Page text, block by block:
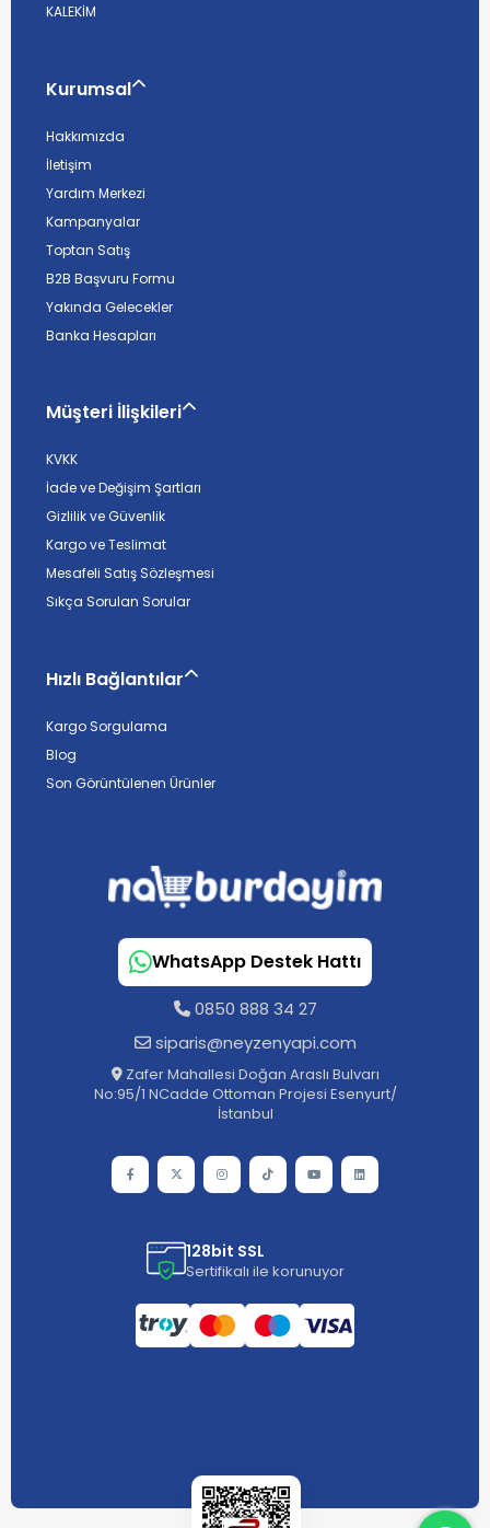
KALEKİM
Kurumsal
Hakkımızda
İletişim
Yardım Merkezi
Kampanyalar
Toptan Satış
B2B Başvuru Formu
Yakında Gelecekler
Banka Hesapları
Müşteri İlişkileri
KVKK
İade ve Değişim Şartları
Gizlilik ve Güvenlik
Kargo ve Teslimat
Mesafeli Satış Sözleşmesi
Sıkça Sorulan Sorular
Hızlı Bağlantılar
Kargo Sorgulama
Blog
Son Görüntülenen Ürünler
WhatsApp Destek Hattı
0850 888 34 27
siparis@neyzenyapi.com
Zafer Mahallesi Doğan Araslı Bulvarı
No:95/1 NCadde Ottoman Projesi Esenyurt/
İstanbul
128bit SSL
Sertifikalı ile korunuyor